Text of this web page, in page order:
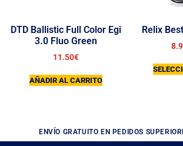
DTD Ballistic Full Color Egi
3.0 Fluo Green
11.50€
AÑADIR AL CARRITO
Relix
ENVÍO GRATUITO EN PEDIDOS